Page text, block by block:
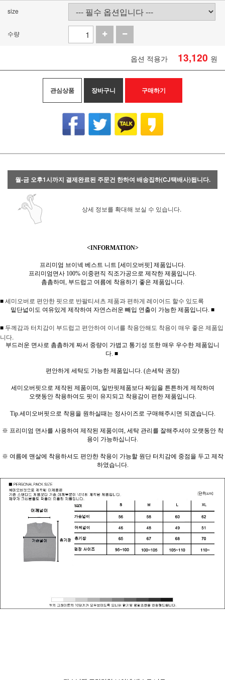
size
수량
옵션 적용가 13,120 원
관심상품 장바구니 구매하기
월-금 오후1시까지 결제완료된 주문건 한하여 배송집하(CJ택배사)됩니다.
상세 정보를 확대해 보실 수 있습니다.
<INFORMATION>
프리미엄 브이넥 베스트 니트 [세미오버핏] 제품입니다.
프리미엄면사 100% 이중편직 직조가공으로 제작한 제품입니다.
촘촘하며, 부드럽고 여름에 착용하기 좋은 제품입니다.
■ 세미오버로 편안한 핏으로 반팔티셔츠 제품과 편하게 레이어드 할수 있도록
밑단넓이도 여유있게 제작하여 자연스러운 빼입 연출이 가능한 제품입니다. ■
■ 두께감과 터치감이 부드럽고 편안하여 이너를 착용안해도 착용이 매우 좋은 제품입
니다.
부드러운 면사로 촘촘하게 짜서 중량이 가볍고 통기성 또한 매우 우수한 제품입니
다. ■
편안하게 세탁도 가능한 제품입니다. (손세탁 권장)
세미오버핏으로 제작된 제품이며, 일반핏제품보다 짜임을 튼튼하게 제작하여
오랫동안 착용하여도 핏이 유지되고 착용감이 편한 제품입니다.
Tip.세미오버핏으로 착용을 원하실때는 정사이즈로 구매해주시면 되겠습니다.
※ 프리미엄 면사를 사용하여 제작된 제품이며, 세탁 관리를 잘해주셔야 오랫동안 착
용이 가능하십니다.
※ 여름에 맨살에 착용하셔도 편안한 착용이 가능할 원단 터치감에 중점을 두고 제작
하였습니다.